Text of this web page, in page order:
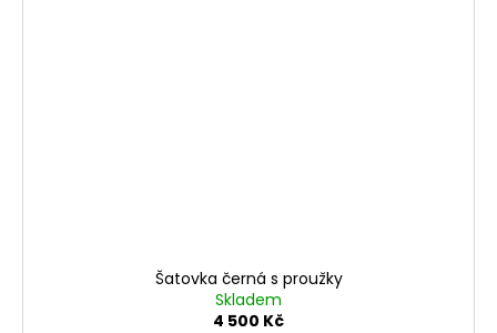
Šatovka černá s proužky
Skladem
4 500 Kč